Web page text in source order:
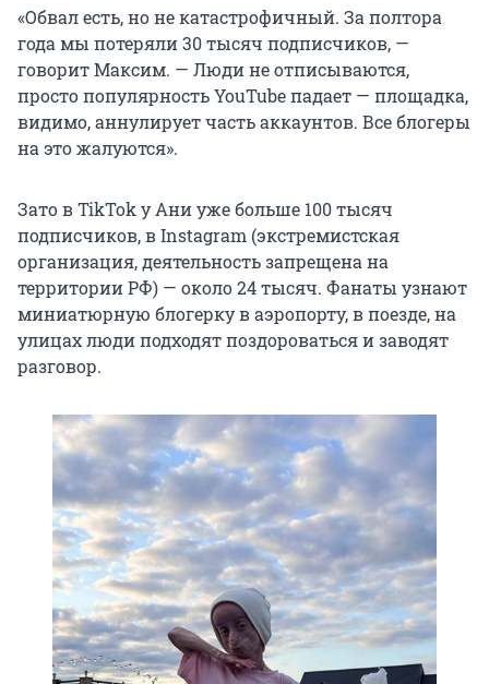
«Обвал есть, но не катастрофичный. За полтора
года мы потеряли 30 тысяч подписчиков, —
говорит Максим. — Люди не отписываются,
просто популярность YouTube падает — площадка,
видимо, аннулирует часть аккаунтов. Все блогеры
на это жалуются».
Зато в TikTok у Ани уже больше 100 тысяч
подписчиков, в Instagram (экстремистская
организация, деятельность запрещена на
территории РФ) — около 24 тысяч. Фанаты узнают
миниатюрную блогерку в аэропорту, в поезде, на
улицах люди подходят поздороваться и заводят
разговор.